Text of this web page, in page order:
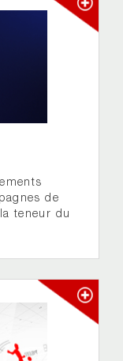
de
teneur du